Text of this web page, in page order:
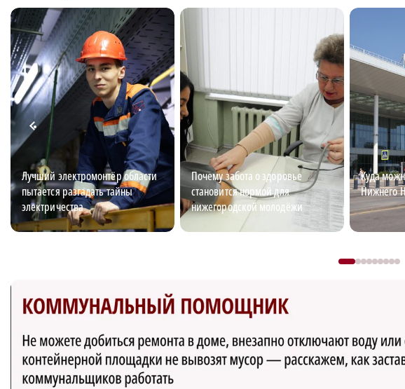
Лучший электромонтёр области
пытается разгадать тайны
электричества
Почему забота о здоровье
становится нормой для
нижегородской молодёжи
Куда
Нижнего